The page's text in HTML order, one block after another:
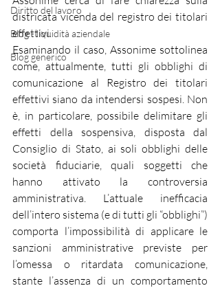
Diritto del lavoro
Blog - liquidità aziendale
Blog generico
districata vicenda del registro dei titolari
effettivi.
Esaminando il caso, Assonime sottolinea
come, attualmente, tutti gli obblighi di
comunicazione al Registro dei titolari
effettivi siano da intendersi sospesi. Non
è, in particolare, possibile delimitare gli
effetti della sospensiva, disposta dal
Consiglio di Stato, ai soli obblighi delle
società fiduciarie, quali soggetti che
hanno attivato la controversia
amministrativa. L’attuale inefficacia
dell’intero sistema (e di tutti gli “obblighi”)
comporta l’impossibilità di applicare le
sanzioni amministrative previste per
l’omessa o ritardata comunicazione,
stante l’assenza di un comportamento